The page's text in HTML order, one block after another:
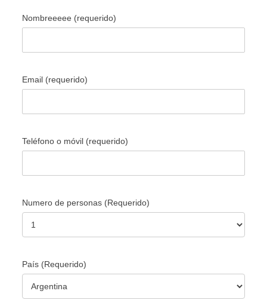
Nombreeeee (requerido)
Email (requerido)
Teléfono o móvil (requerido)
Numero de personas (Requerido)
País (Requerido)